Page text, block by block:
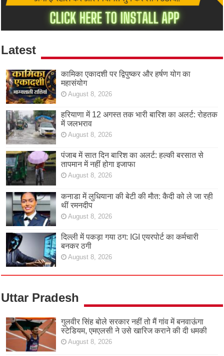
Latest
कामिका एकादशी पर द्विपुष्कर और हर्षण योग का
महासंयोग
August 8, 2026
हरियाणा में 12 अगस्त तक भारी बारिश का अलर्ट: रोहतक
में जलभराव
August 8, 2026
पंजाब में सात दिन बारिश का अलर्ट: हल्की बरसात से
तापमान में नहीं होगा इजाफा
August 8, 2026
कनाडा में लुधियाना की बेटी की माैत: कैदी को ले जा रही
थीं रमनदीप
August 8, 2026
दिल्ली में पकड़ा गया ठग: IGI एयरपोर्ट का कर्मचारी
बनकर ठगी
August 8, 2026
Uttar Pradesh
गुलवीर सिंह बोले सरकार नहीं तो मैं गांव में बनवाऊंगा
स्टेडियम, एमएलसी ने उसे खारिज कराने की दी धमकी
August 8, 2026